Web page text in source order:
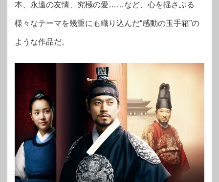
本、永遠の友情、究極の愛……など、心を揺さぶる
様々なテーマを幾重にも織り込んだ“感動の玉手箱”の
ような作品だ。